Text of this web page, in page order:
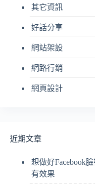
其它資訊
好話分享
網站架設
網路行銷
網頁設計
近期文章
想做好Facebook
有效果